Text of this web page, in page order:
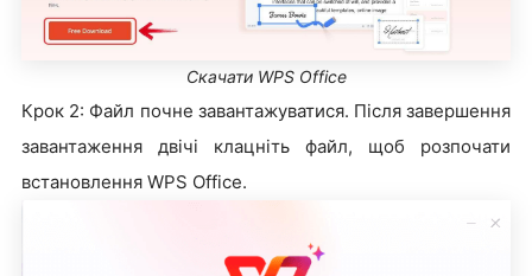
Скачати WPS Office
Крок 2: Файл почне завантажуватися. Після завершення
завантаження двічі клацніть файл, щоб розпочати
встановлення WPS Office.